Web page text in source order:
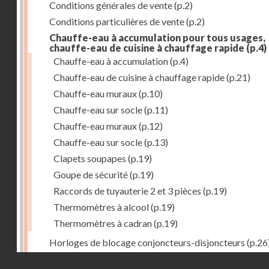
Conditions générales de vente(p.2)
Conditions particulières de vente(p.2)
Chauffe-eau à accumulation pour tous usages,
chauffe-eau de cuisine à chauffage rapide (p.4)
Chauffe-eau à accumulation(p.4)
Chauffe-eau de cuisine à chauffage rapide(p.21)
Chauffe-eau muraux(p.10)
Chauffe-eau sur socle(p.11)
Chauffe-eau muraux(p.12)
Chauffe-eau sur socle(p.13)
Clapets soupapes (p.19)
Goupe de sécurité(p.19)
Raccords de tuyauterie 2 et 3 pièces (p.19)
Thermomètres à alcool(p.19)
Thermomètres à cadran(p.19)
Horloges de blocage conjoncteurs-disjoncteurs